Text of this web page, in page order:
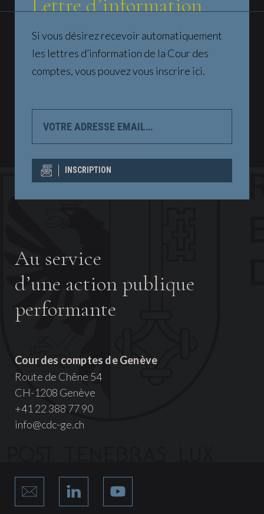
Si vous désirez recevoir automatiquement
les lettres d’information de la Cour des
comptes, vous pouvez vous inscrire ici.
ADRESSE
INSCRIPTION
Au service
d’une action publique
performante
Cour des comptes de Genève
Route de Chêne 54
CH-1208 Genève
+41 22 388 77 90
info@cdc-ge.ch